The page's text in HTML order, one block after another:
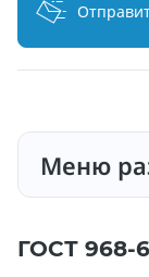
Меню
ГОСТ 968-